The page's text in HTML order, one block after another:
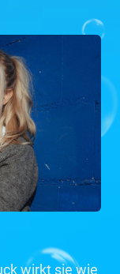
wirkt sie wie